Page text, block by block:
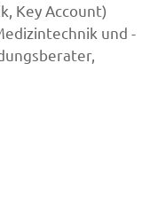
Key Account)
und -